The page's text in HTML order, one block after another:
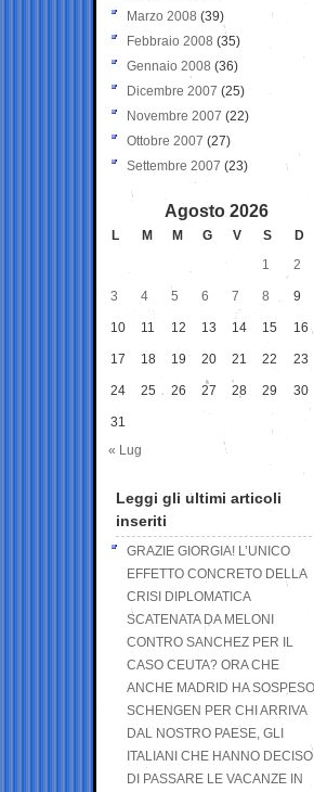
Marzo 2008 (39)
Febbraio 2008 (35)
Gennaio 2008 (36)
Dicembre 2007 (25)
Novembre 2007 (22)
Ottobre 2007 (27)
Settembre 2007 (23)
Agosto 2026
L M M G V S
D
1
2
3 4 5 6 7 8 9
10 11 12 13 14 15 16
17 18 19 20 21 22 23
24 25 26 27 28 29 30
31
« Lug
Leggi gli ultimi articoli
inseriti
GRAZIE GIORGIA! L’UNICO
EFFETTO CONCRETO DELLA
CRISI DIPLOMATICA
SCATENATA DA MELONI
CONTRO SANCHEZ PER IL
CASO CEUTA? ORA CHE
ANCHE MADRID HA SOSPESO
SCHENGEN PER CHI ARRIVA
DAL NOSTRO PAESE, GLI
ITALIANI CHE HANNO DECISO
DI PASSARE LE VACANZE IN